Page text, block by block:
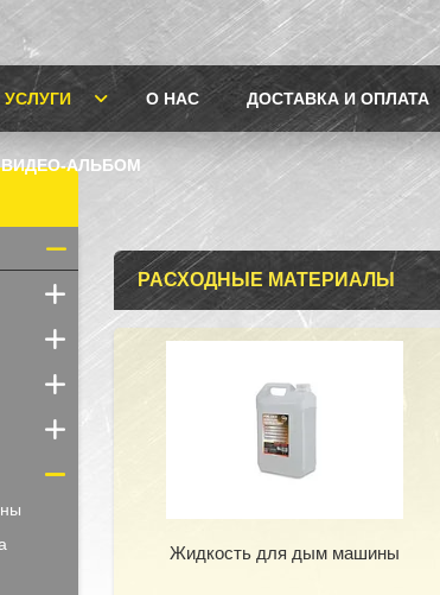
О НАС ДОСТАВКА И ОПЛАТА
АЛЬБОМ
РАСХОДНЫЕ МАТЕРИАЛЫ
Жидкость для дым машины